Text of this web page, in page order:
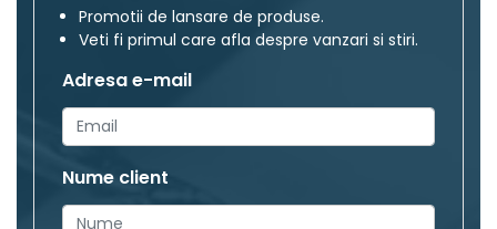
Promotii de lansare de produse.
Veti fi primul care afla despre vanzari si stiri.
Adresa e-mail
Nume client